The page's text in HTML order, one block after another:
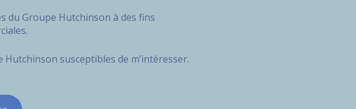
du Groupe Hutchinson à des fins
susceptibles de m’intéresser.